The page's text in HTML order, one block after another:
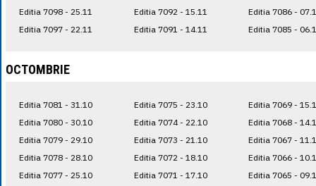
Editia 7098 - 25.11
Editia 7097 - 22.11
Editia 7092 - 15.11
Editia 7091 - 14.11
Editia 7086 -
Editia 7085 -
OCTOMBRIE
Editia 7081 - 31.10
Editia 7080 - 30.10
Editia 7079 - 29.10
Editia 7078 - 28.10
Editia 7077 - 25.10
Editia 7075 - 23.10
Editia 7074 - 22.10
Editia 7073 - 21.10
Editia 7072 - 18.10
Editia 7071 - 17.10
Editia 7069 -
Editia 7068 -
Editia 7067 -
Editia 7066 -
Editia 7065 -